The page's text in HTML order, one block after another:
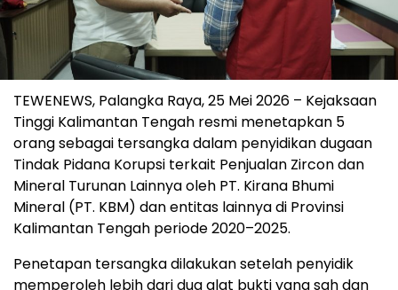
TEWENEWS, Palangka Raya, 25 Mei 2026 – Kejaksaan
Tinggi Kalimantan Tengah resmi menetapkan 5
orang sebagai tersangka dalam penyidikan dugaan
Tindak Pidana Korupsi terkait Penjualan Zircon dan
Mineral Turunan Lainnya oleh PT. Kirana Bhumi
Mineral (PT. KBM) dan entitas lainnya di Provinsi
Kalimantan Tengah periode 2020–2025.
Penetapan tersangka dilakukan setelah penyidik
memperoleh lebih dari dua alat bukti yang sah dan